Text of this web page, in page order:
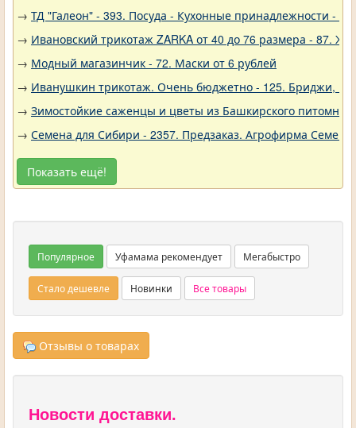
→ ТД "Галеон" - 393. Посуда - Кухонные принадлежности -
→ Ивановский трикотаж ZARKA от 40 до 76 размера - 87.
→ Модный магазинчик - 72. Маски от 6 рублей
→ Иванушкин трикотаж. Очень бюджетно - 125. Бриджи,
→ Зимостойкие саженцы и цветы из Башкирского
→ Семена для Сибири - 2357. Предзаказ. Агрофирма
Показать ещё!
Популярное Уфамама рекомендует Мегабыстро
Стало дешевле Новинки Все товары
Отзывы о товарах
Новости доставки.